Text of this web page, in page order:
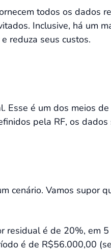
todos os dados
Inclusive, há um
reduza seus custos.
Esse é um dos meios
pela RF, os
cenário. Vamos supor
residual é de 20%, em
é de R$56.000,00